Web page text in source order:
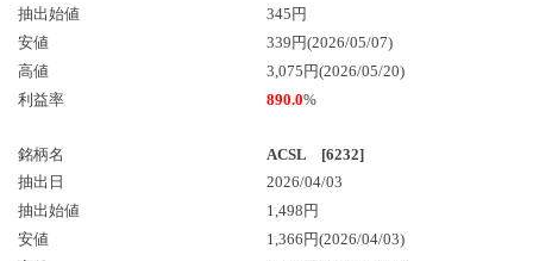
抽出始値
345円
安値
339円(2026/05/07)
高値
3,075円(2026/05/20)
利益率
890.0%
銘柄名
ACSL [6232]
抽出日
2026/04/03
抽出始値
1,498円
安値
1,366円(2026/04/03)